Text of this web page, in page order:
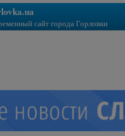
сайт города Горловки